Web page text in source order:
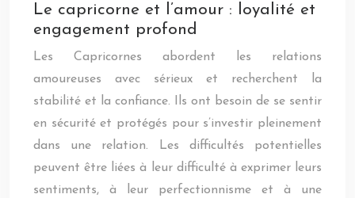
Le capricorne et l’amour : loyalité et
engagement profond
Les Capricornes abordent les relations
amoureuses avec sérieux et recherchent la
stabilité et la confiance. Ils ont besoin de se sentir
en sécurité et protégés pour s’investir pleinement
dans une relation. Les difficultés potentielles
peuvent être liées à leur difficulté à exprimer leurs
sentiments, à leur perfectionnisme et à une